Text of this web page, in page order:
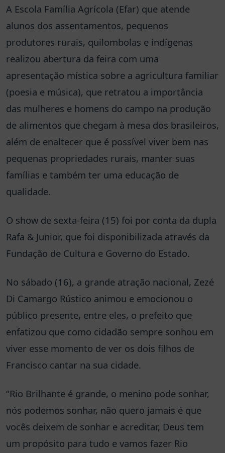
A Escola Família Agrícola (Efar) que atende
alunos dos assentamentos, pequenos
produtores rurais, quilombolas e indígenas
realizou abertura da feira com uma
apresentação mística sobre a agricultura familiar
(poesia e música), que retratou a importância
das mulheres e homens do campo na produção
de alimentos que chegam à mesa dos brasileiros,
além de enaltecer que é possível viver bem nas
pequenas propriedades rurais, manter suas
famílias e também ter uma educação de
qualidade.
O show de sexta-feira (15) foi por conta da dupla
Rafa & Junior, que foi disponibilizada através da
Fundação de Cultura e Governo do Estado.
No sábado (16), a grande atração nacional, Zezé
Di Camargo Rústico animou e emocionou o
público presente, entre eles, o prefeito que
enfatizou que como cidadão sempre sonhou em
viver esse momento de ver os dois filhos de
Francisco cantar na sua cidade.
“Rio Brilhante é grande, o menino pode sonhar,
nós podemos sonhar, não quero jamais é que
vocês deixem de sonhar e acreditar, Deus tem
um propósito para tudo e vamos fazer Rio